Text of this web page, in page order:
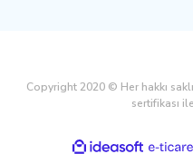
Copyright 2020 © Her hakkı
sertifikası
ideasoft